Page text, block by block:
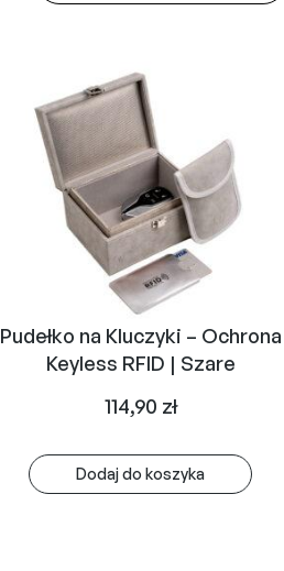
Pudełko na Kluczyki – Ochrona
Keyless RFID | Szare
114,90 zł
Dodaj do koszyka